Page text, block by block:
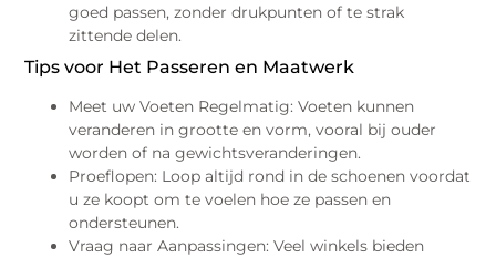
goed passen, zonder drukpunten of te strak
zittende delen.
Tips voor Het Passeren en Maatwerk
Meet uw Voeten Regelmatig: Voeten kunnen
veranderen in grootte en vorm, vooral bij ouder
worden of na gewichtsveranderingen.
Proeflopen: Loop altijd rond in de schoenen voordat
u ze koopt om te voelen hoe ze passen en
ondersteunen.
Vraag naar Aanpassingen: Veel winkels bieden